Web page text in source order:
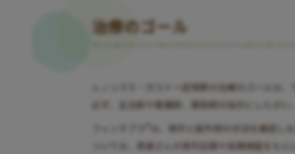
治療のゴール
レノックス・ガストー症候群の治療のゴールは
必ず、主治医や看護師、薬剤師の指示にしたがい
は、発作と副作用の状況を確認し
ついては、患者さんの発作記録や各種検査をもと